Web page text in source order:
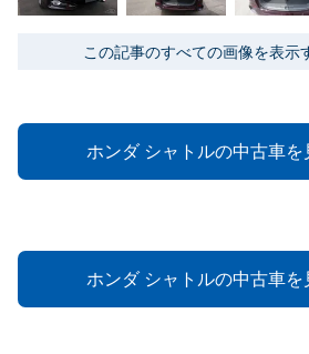
この記事のすべての画像を表示
ホンダ シャトルの中古車を
ホンダ シャトルの中古車を